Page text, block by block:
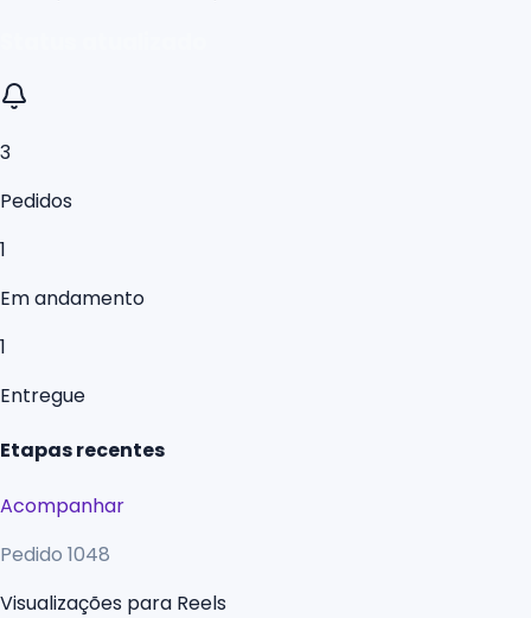
3
Pedidos
1
Em andamento
1
Entregue
Etapas recentes
Acompanhar
Pedido 1048
Visualizações para Reels